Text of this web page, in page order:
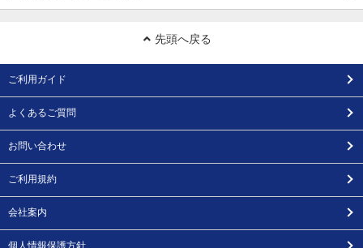
先頭へ戻る
ご利用ガイド
よくあるご質問
お問い合わせ
ご利用規約
会社案内
個人情報保護方針